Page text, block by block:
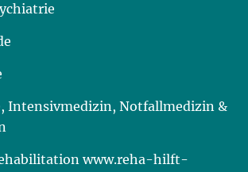
Intensivmedizin, Notfallmedizin &
www.reha-hilft-